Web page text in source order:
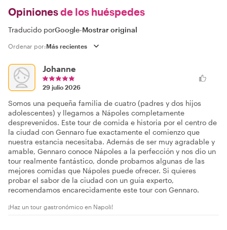
Opinionesde los huéspedes
Traducido porGoogle-Mostrar original
Ordenar por:
Johanne
29 julio 2026
Somos una pequeña familia de cuatro (padres y dos hijos
adolescentes) y llegamos a Nápoles completamente
desprevenidos. Este tour de comida e historia por el centro de
la ciudad con Gennaro fue exactamente el comienzo que
nuestra estancia necesitaba. Además de ser muy agradable y
amable, Gennaro conoce Nápoles a la perfección y nos dio un
tour realmente fantástico, donde probamos algunas de las
mejores comidas que Nápoles puede ofrecer. Si quieres
probar el sabor de la ciudad con un guía experto,
recomendamos encarecidamente este tour con Gennaro.
¡Haz un tour gastronómico en Napoli!